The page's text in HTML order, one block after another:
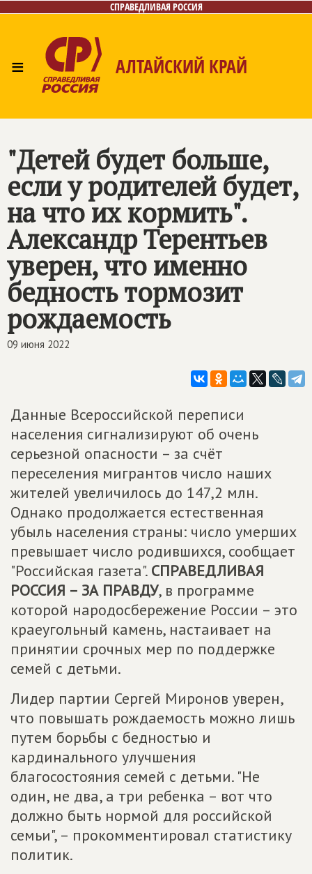
СПРАВЕДЛИВАЯ РОССИЯ
≡ АЛТАЙСКИЙ КРАЙ
Контакты
"Детей будет больше,
если у родителей будет,
на что их кормить".
Александр Терентьев
уверен, что именно
бедность тормозит
рождаемость
09 июня 2022
Данные Всероссийской переписи
населения сигнализируют об очень
серьезной опасности – за счёт
переселения мигрантов число наших
жителей увеличилось до 147,2 млн.
Однако продолжается естественная
убыль населения страны: число умерших
превышает число родившихся, сообщает
"Российская газета". СПРАВЕДЛИВАЯ
РОССИЯ – ЗА ПРАВДУ, в программе
которой народосбережение России – это
краеугольный камень, настаивает на
принятии срочных мер по поддержке
семей с детьми.
Лидер партии Сергей Миронов уверен,
что повышать рождаемость можно лишь
путем борьбы с бедностью и
кардинального улучшения
благосостояния семей с детьми. "Не
один, не два, а три ребенка – вот что
должно быть нормой для российской
семьи", – прокомментировал статистику
политик.